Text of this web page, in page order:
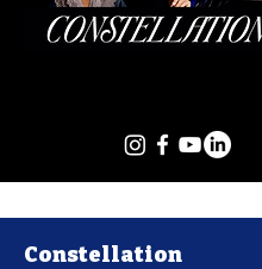
Constellation